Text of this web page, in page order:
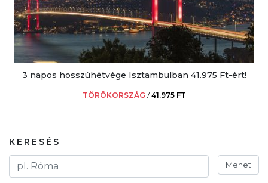
3 napos hosszúhétvége Isztambulban 41.975 Ft-ért!
TÖRÖKORSZÁG /41.975 FT
KERESÉS
Mehet